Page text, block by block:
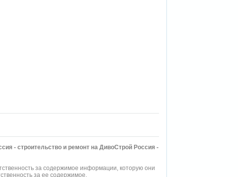
- строительство и ремонт на ДивоСтрой Россия -
за содержимое информации, которую они
за ее содержимое.